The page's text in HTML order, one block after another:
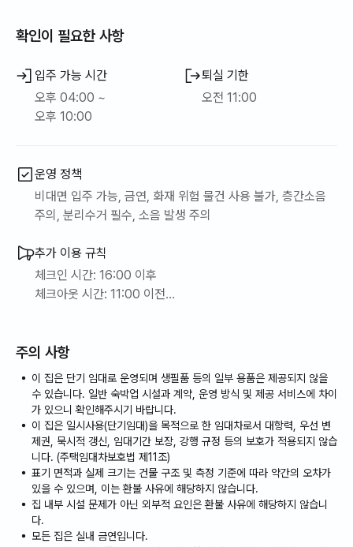
강남세브란스병원(차량 10분), 차병원(차량 12분)이 가까워
합니다.
아침에는 논현 카페거리에서 브런치를,
저녁엔 연타발 곱창이나 우래옥 냉면 등 강남 로컬 맛집을 편하게
이용할 수 있습니다.
이 모든 서울의 매력들이 숙소에서 도보 10분 이내에 있습니다.
필독)
국내 「공중위생관리법」에 따라 임대인은 침구 및 수건 등 공중위생
용품을 제공할 수 없습니다. 필요하신 경우 고객님께서 직접 준비
[1]강남구청역 도보 2분
[2]선정릉역9호선 5분 거리
[3]학동역 7호선 8분,
[4]청담역 7호선 약 10분
강남·신사·청담 어디든 30분 이내 이동이 가능합니다.
편의점·마트·카페 등 생활 편의 시설이 밀집해 있고, 한강 잠원지
구, 예술의전당, 코엑스몰 등 도심 명소도 차로 10~15분 거리입니
다. 장기 체류 중에도 불편함 없는 생활 인프라를 제공합니다.
확인이 필요한 사항
입주 가능 시간
오후 04:00 ~
오후 10:00
퇴실 기한
오전 11:00
운영 정책
비대면 입주 가능, 금연, 화재 위험 물건 사용 불가, 층간소음
주의, 분리수거 필수, 소음 발생 주의
추가 이용 규칙
체크인 시간: 16:00 이후
체크아웃 시간: 11:00 이전
키 시스템: 디지털 도어락 (비대면 입실 가능)
클리닝 서비스: 주 1회
[주의사항]
[1] 실내 및 복도, 계단에서 절대 금연입니다. 🚭
[2] 생선 및 고기 등 냄새가 심한 음식은 실내에서 섭취 불가
합니다.
[3] 실내 취식은 가능하나, 파티 및 소음 행위 금지
[4] 객실 비품, 가전제품, 가구 파손 시 실비 청구됩니다.
[5] 분실물 관리: 1개월 보관 후 폐기
[6] 반려동물 동반 불가
주의 사항
이 집은 단기 임대로 운영되며 생필품 등의 일부 용품은 제공되지 않을
수 있습니다. 일반 숙박업 시설과 계약, 운영 방식 및 제공 서비스에 차이
가 있으니 확인해주시기 바랍니다.
이 집은 일시사용(단기임대)을 목적으로 한 임대차로서 대항력, 우선 변
제권, 묵시적 갱신, 임대기간 보장, 강행 규정 등의 보호가 적용되지 않습
니다. (주택임대차보호법 제11조)
표기 면적과 실제 크기는 건물 구조 및 측정 기준에 따라 약간의 오차가
있을 수 있으며, 이는 환불 사유에 해당하지 않습니다.
집 내부 시설 문제가 아닌 외부적 요인은 환불 사유에 해당하지 않습니
다.
모든 집은 실내 금연입니다.